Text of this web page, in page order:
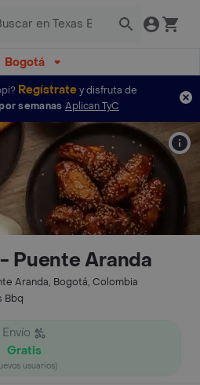
Bogotá
Regístratey disfruta de
semanas Aplican TyC
Puente Aranda
Aranda, Bogotá, Colombia
Bbq
Envío
Gratis
usuarios)